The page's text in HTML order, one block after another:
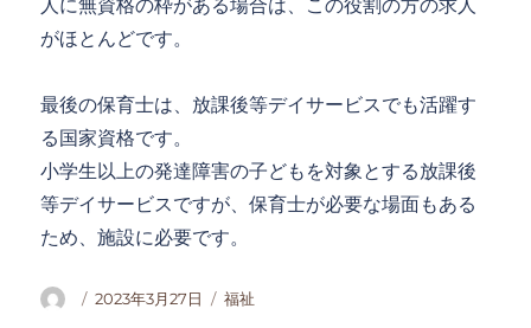
人に無資格の枠がある場合は、この役割の方の求人
がほとんどです。
最後の保育士は、放課後等デイサービスでも活躍す
る国家資格です。
小学生以上の発達障害の子どもを対象とする放課後
等デイサービスですが、保育士が必要な場面もある
ため、施設に必要です。
投 投
2023年3月27日
カ
福祉